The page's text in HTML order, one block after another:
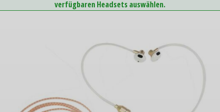
verfügbaren Headsets auswählen.